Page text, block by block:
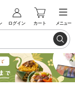
ログイン カート メニュー